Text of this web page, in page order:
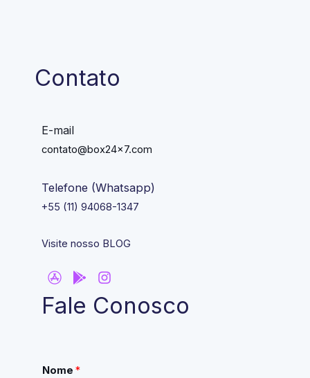
Contato
E-mail
contato@box24x7.com
Telefone (Whatsapp)
+55 (11) 94068-1347
Visite nosso BLOG
Fale Conosco
Nome *